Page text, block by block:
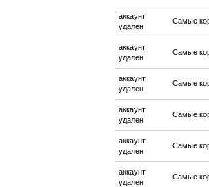
аккаунт
удален
Самые
аккаунт
удален
Самые
аккаунт
удален
Самые
аккаунт
удален
Самые
аккаунт
удален
Самые
аккаунт
удален
Самые